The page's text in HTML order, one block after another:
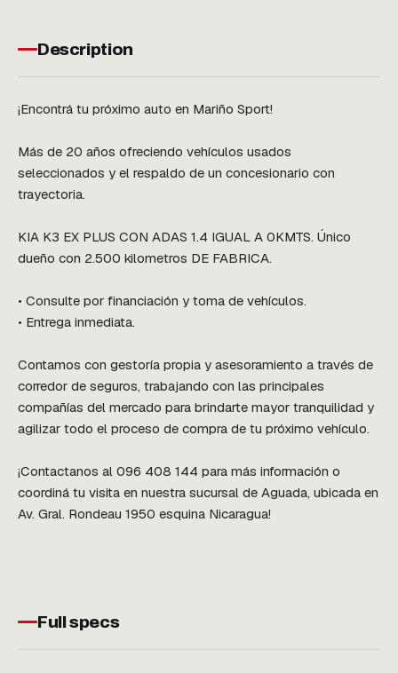
Description
¡Encontrá tu próximo auto en Mariño Sport!
Más de 20 años ofreciendo vehículos usados
seleccionados y el respaldo de un concesionario con
trayectoria.
KIA K3 EX PLUS CON ADAS 1.4 IGUAL A 0KMTS. Único
dueño con 2.500 kilometros DE FABRICA.
• Consulte por financiación y toma de vehículos.
• Entrega inmediata.
Contamos con gestoría propia y asesoramiento a través de
corredor de seguros, trabajando con las principales
compañías del mercado para brindarte mayor tranquilidad y
agilizar todo el proceso de compra de tu próximo vehículo.
¡Contactanos al 096 408 144 para más información o
coordiná tu visita en nuestra sucursal de Aguada, ubicada en
Av. Gral. Rondeau 1950 esquina Nicaragua!
Full specs